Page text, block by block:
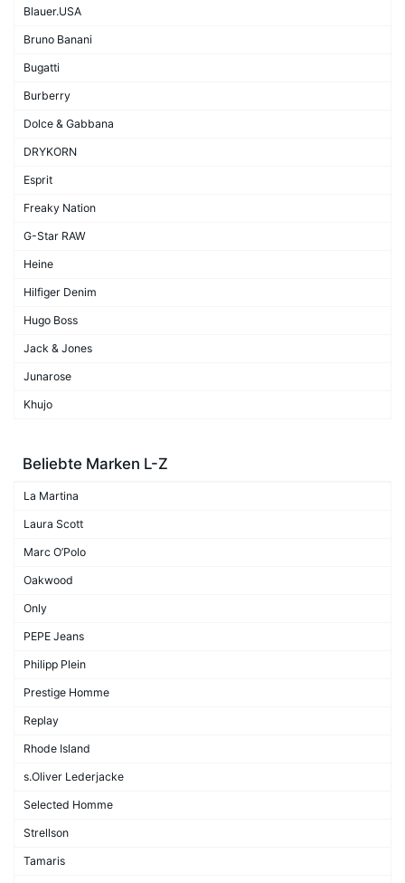
Blauer.USA
Bruno Banani
Bugatti
Burberry
Dolce & Gabbana
DRYKORN
Esprit
Freaky Nation
G-Star RAW
Heine
Hilfiger Denim
Hugo Boss
Jack & Jones
Junarose
Khujo
Beliebte Marken L-Z
La Martina
Laura Scott
Marc O’Polo
Oakwood
Only
PEPE Jeans
Philipp Plein
Prestige Homme
Replay
Rhode Island
s.Oliver Lederjacke
Selected Homme
Strellson
Tamaris